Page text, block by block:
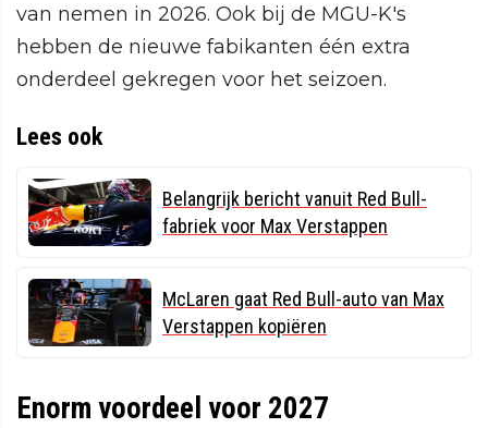
van nemen in 2026. Ook bij de MGU-K's
hebben de nieuwe fabikanten één extra
onderdeel gekregen voor het seizoen.
Lees ook
Belangrijk bericht vanuit Red Bull-
fabriek voor Max Verstappen
McLaren gaat Red Bull-auto van Max
Verstappen kopiëren
Enorm voordeel voor 2027